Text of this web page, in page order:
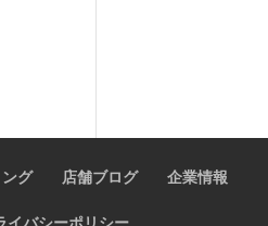
グ 店舗ブログ 企業情報
イバシーポリシー